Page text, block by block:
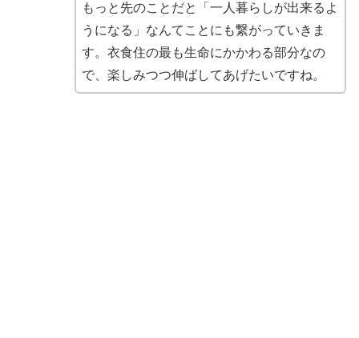
もっと先のことだと「一人暮らしが出来るよ
うになる」なんてことにも繋がっていきま
す。衣食住の最も生命にかかわる部分なの
で、楽しみつつ伸ばしてあげたいですね。